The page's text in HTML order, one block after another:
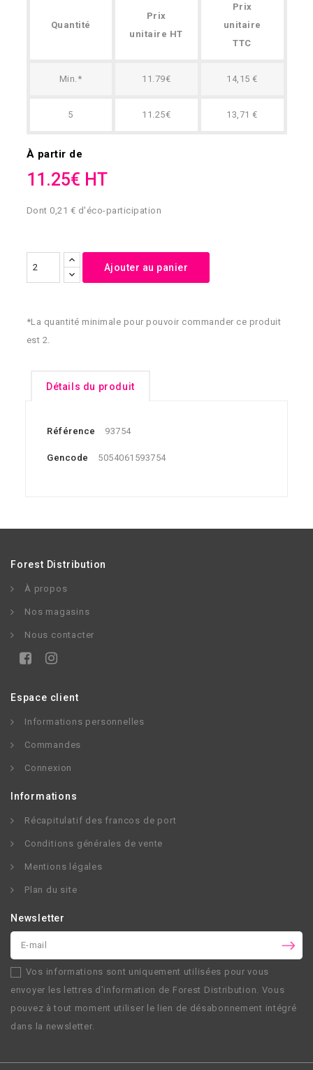
Quantité
Prix
unitaire HT
Prix
unitaire
TTC
Min.* 11.79€ 14,15 €
5 11.25€ 13,71 €
À partir de
11.25€ HT
Dont 0,21 € d'éco-participation
Ajouter au panier
*La quantité minimale pour pouvoir commander ce produit
est 2.
Détails du produit
Référence 93754
Gencode 5054061593754
Forest Distribution
À propos
Nos magasins
Nous contacter
Espace client
Informations personnelles
Commandes
Connexion
Informations
Récapitulatif des francos de port
Conditions générales de vente
Mentions légales
Plan du site
Newsletter
Vos informations sont uniquement utilisées pour vous
envoyer les lettres d’information de Forest Distribution . Vous
pouvez à tout moment utiliser le lien de désabonnement intégré
dans la newsletter.